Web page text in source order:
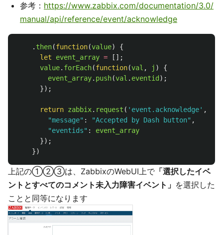
参考： https://www.zabbix.com/documentation/3.0/
manual/api/reference/event/acknowledge
. then(function(value)
{
let
event_array =
[];
value. forEach(function(val , j )
{
event_array. push(val . eventid );
});
return zabbix. request ( ' event.acknowledge' ,
"message" : "Accepted by Dash button" ,
"eventids" :
event_array
});
})
上記の①②③は、ZabbixのWebUI上で 「選択したイベ
ントとすべてのコメント未入力障害イベント」 を選択した
ことと同等になります